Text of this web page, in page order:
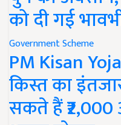
को दी गई
Government Scheme
PM Kisan
किस्त का
सकते हैं